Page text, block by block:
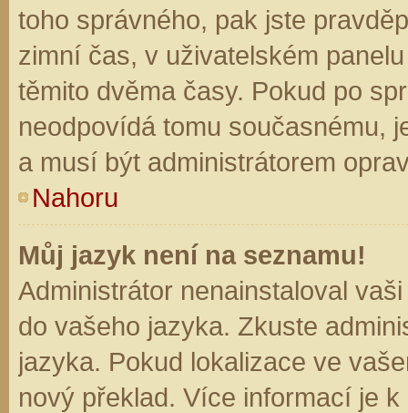
toho správného, pak jste
zimní čas, v uživatelském
těmito dvěma časy. Pokud po
neodpovídá tomu současnému,
a musí být administrátorem
Nahoru
Můj jazyk není na seznamu!
Administrátor nenainstaloval
do vašeho jazyka. Zkuste
jazyka. Pokud lokalizace ve
nový překlad. Více informací je